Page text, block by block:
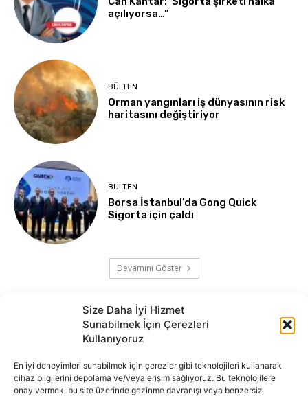
Size Daha İyi Hizmet
Sunabilmek İçin Çerezleri
Kullanıyoruz
En iyi deneyimleri sunabilmek için çerezler gibi teknolojileri kullanarak
cihaz bilgilerini depolama ve/veya erişim sağlıyoruz. Bu teknolojilere
onay vermek, bu site üzerinde gezinme davranışı veya benzersiz
açılıyorsa…”
BÜLTEN
Orman yangınları iş dünyasının risk
haritasını değiştiriyor
BÜLTEN
Borsa İstanbul’da Gong Quick
Sigorta için çaldı
Devamını Göster